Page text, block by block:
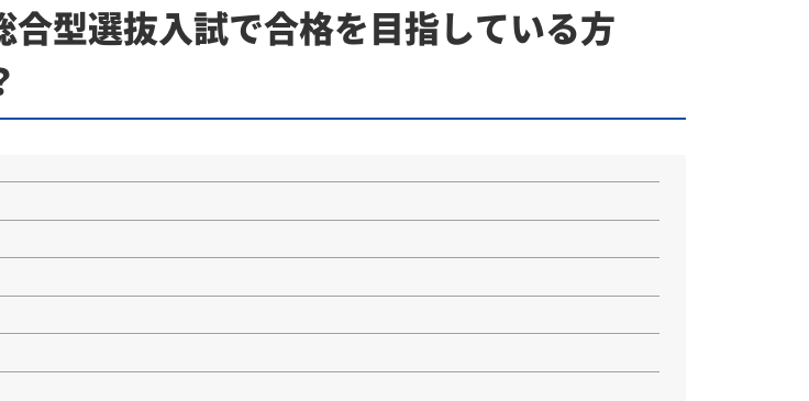
型選抜入試で合格を目指している方